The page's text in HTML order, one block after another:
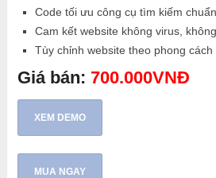
Code tối ưu công cụ tìm kiếm
Cam kết website không virus,
Tùy chỉnh website theo phong
Giá bán: 700.000VNĐ
XEM DEMO
MUA NGAY